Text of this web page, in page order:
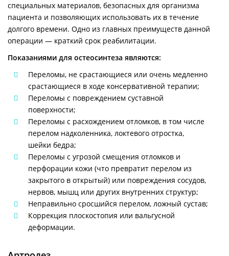
специальных материалов, безопасных для организма
пациента и позволяющих использовать их в течение
долгого времени. Одно из главных преимуществ данной
операции — краткий срок реабилитации.
Показаниями для остеосинтеза являются:
Переломы, не срастающиеся или очень медленно
срастающиеся в ходе консервативной терапии;
Переломы с повреждением суставной
поверхности;
Переломы с расхождением отломков, в том числе
перелом надколенника, локтевого отростка,
шейки бедра;
Переломы с угрозой смещения отломков и
перфорации кожи (что превратит перелом из
закрытого в открытый) или повреждения сосудов,
нервов, мышц или других внутренних структур;
Неправильно сросшийся перелом, ложный сустав;
Коррекция плоскостопия или вальгусной
деформации.